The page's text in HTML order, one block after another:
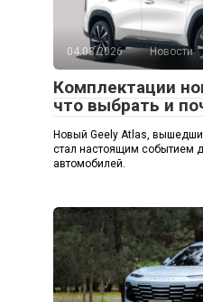
04.03.2026 Новости
Комплектации
что выбрать и
Новый Geely Atlas,
стал настоящим событием
автомобилей.